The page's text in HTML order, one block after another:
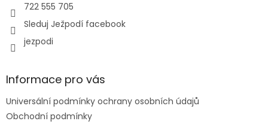
722 555 705
Sleduj Ježpodí facebook
jezpodi
Informace pro vás
Universální podmínky ochrany osobních údajů
Obchodní podmínky